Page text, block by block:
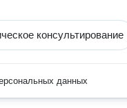
консультирование
данных